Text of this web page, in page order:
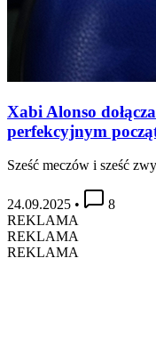
Xabi Alonso
perfekcyjnym
Sześć meczów i sześć
24.09.2025 •
8
REKLAMA
REKLAMA
REKLAMA